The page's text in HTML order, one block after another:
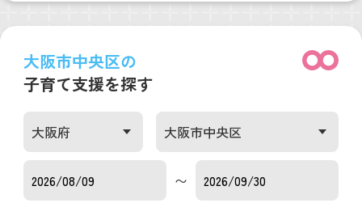
大阪市中央区の
子育て支援を探す
〜